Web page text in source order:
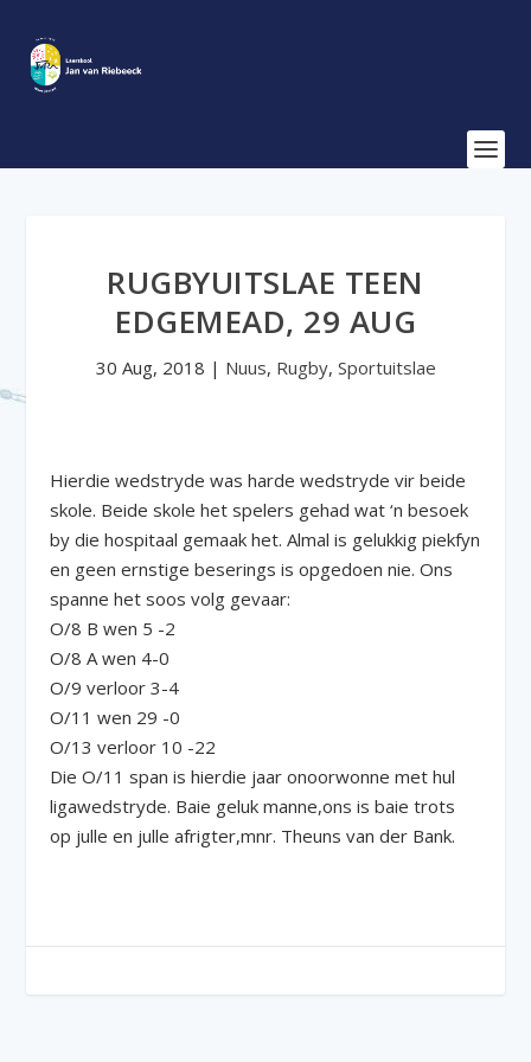
RUGBYUITSLAE TEEN
EDGEMEAD, 29 AUG
30 Aug, 2018 | Nuus, Rugby, Sportuitslae
Hierdie wedstryde was harde wedstryde vir beide
skole. Beide skole het spelers gehad wat ‘n besoek
by die hospitaal gemaak het. Almal is gelukkig piekfyn
en geen ernstige beserings is opgedoen nie. Ons
spanne het soos volg gevaar:
O/8 B wen 5 -2
O/8 A wen 4-0
O/9 verloor 3-4
O/11 wen 29 -0
O/13 verloor 10 -22
Die O/11 span is hierdie jaar onoorwonne met hul
ligawedstryde. Baie geluk manne,ons is baie trots
op julle en julle afrigter,mnr. Theuns van der Bank.